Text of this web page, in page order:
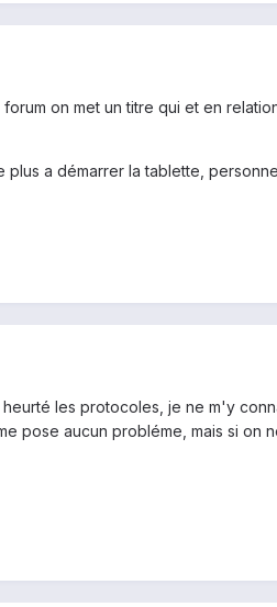
on met un titre qui et en
plus a démarrer la tablette,
les protocoles, je ne m'y
pose aucun probléme, mais si on